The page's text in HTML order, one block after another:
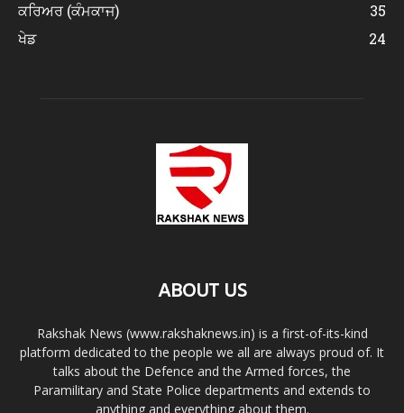
ਕਰਿਅਰ (ਕੰਮਕਾਜ)
35
ਖੇਡ
24
ABOUT US
Rakshak News (www.rakshaknews.in) is a first-of-its-kind
platform dedicated to the people we all are always proud of. It
talks about the Defence and the Armed forces, the
Paramilitary and State Police departments and extends to
anything and everything about them.